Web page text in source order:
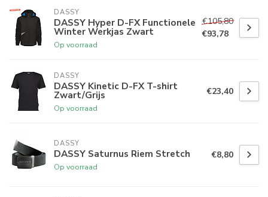
DASSY
DASSY Hyper D-FX Functionele
Winter Werkjas Zwart
Op voorraad
€105,80
€93,78
DASSY
DASSY Kinetic D-FX T-shirt
Zwart/Grijs
Op voorraad
€23,40
DASSY
DASSY Saturnus Riem Stretch
Op voorraad
€8,80